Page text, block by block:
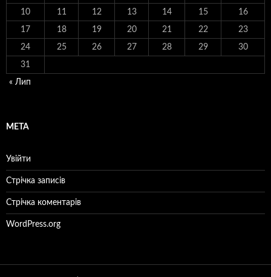
10 11 12 13 14 15 16
17 18 19 20 21 22 23
24 25 26 27 28 29 30
31
« Лип
МЕТА
Увійти
Стрічка записів
Стрічка коментарів
WordPress.org